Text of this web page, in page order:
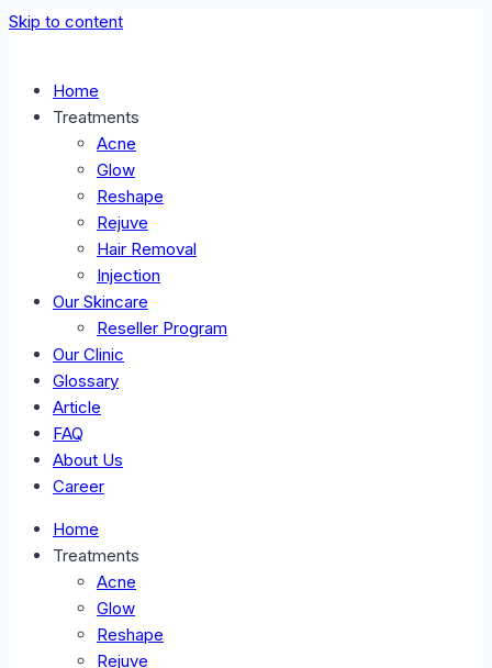
Skip to content
Home
Treatments
Acne
Glow
Reshape
Rejuve
Hair Removal
Injection
Our Skincare
Reseller Program
Our Clinic
Glossary
Article
FAQ
About Us
Career
Home
Treatments
Acne
Glow
Reshape
Rejuve